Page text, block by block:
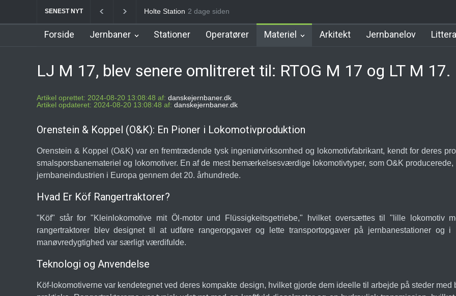
SENEST NYT Holte Station Birkerød Station
2 dage siden
Forside Jernbaner Stationer Operatører Materiel Arkitekt Jernbanelov
LJ M 17, blev senere omlitreret til: RTOG M 17 og LT M 17.
Artikel oprettet: 2024-08-20 13:08:48 af: danskejernbaner.dk
Artikel opdateret: 2024-08-20 13:08:48 af: danskejernbaner.dk
Orenstein & Koppel (O&K): En Pioner i Lokomotivproduktion
Orenstein & Koppel (O&K) var en fremtrædende tysk ingeniørvirksomhed og lokomotivfabrikant, kendt for deres
smalsporsbanemateriel og lokomotiver. En af de mest bemærkelsesværdige lokomotivtyper, som O&K
jernbaneindustrien i Europa gennem det 20. århundrede.
Hvad Er Köf Rangertraktorer?
"Köf" står for "Kleinlokomotive mit Öl-motor und Flüssigkeitsgetriebe," hvilket oversættes til "lille lokomotiv
rangertraktorer blev designet til at udføre rangeropgaver og lette transportopgaver på jernbanestationer og
manøvredygtighed var særligt værdifulde.
Teknologi og Anvendelse
Köf-lokomotiverne var kendetegnet ved deres kompakte design, hvilket gjorde dem ideelle til arbejde på steder